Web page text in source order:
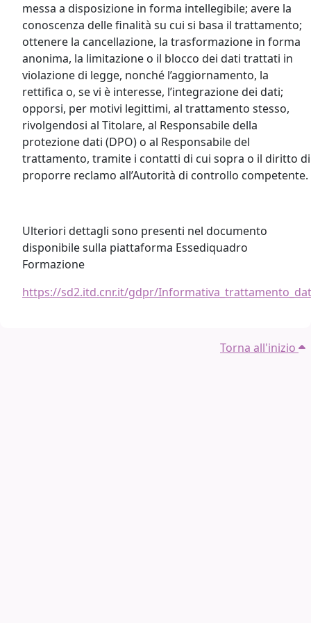
messa a disposizione in forma intellegibile; avere la
conoscenza delle finalità su cui si basa il trattamento;
ottenere la cancellazione, la trasformazione in forma
anonima, la limitazione o il blocco dei dati trattati in
violazione di legge, nonché l’aggiornamento, la
rettifica o, se vi è interesse, l’integrazione dei dati;
opporsi, per motivi legittimi, al trattamento stesso,
rivolgendosi al Titolare, al Responsabile della
protezione dati (DPO) o al Responsabile del
trattamento, tramite i contatti di cui sopra o il diritto di
proporre reclamo all’Autorità di controllo competente.
Ulteriori dettagli sono presenti nel documento
disponibile sulla piattaforma Essediquadro
Formazione
https://sd2.itd.cnr.it/gdpr/
Torna all'inizio